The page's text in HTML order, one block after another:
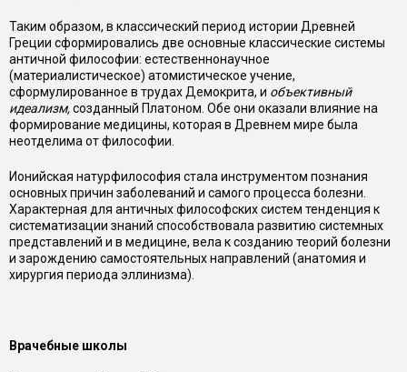
Таким образом, в классический период истории Древней
Греции сформи­ровались две основные классические системы
античной философии: естест­веннонаучное
(материалистическое) атомистическое учение,
сформулирован­ное в трудах Демокрита, и объективный
идеализм,созданный Платоном. Обе они оказали влияние на
формирование медицины, которая в Древнем мире была
неотделима от философии.
Ионийская натурфилософия стала инструментом познания
основных при­чин заболеваний и самого процесса болезни.
Характерная для античных фило­софских систем тенденция к
систематизации знаний способствовала развитию системных
представлений и в медицине, вела к созданию теорий болезни
и за­рождению самостоятельных направлений (анатомия и
хирургия периода элли­низма).
Врачебные школы